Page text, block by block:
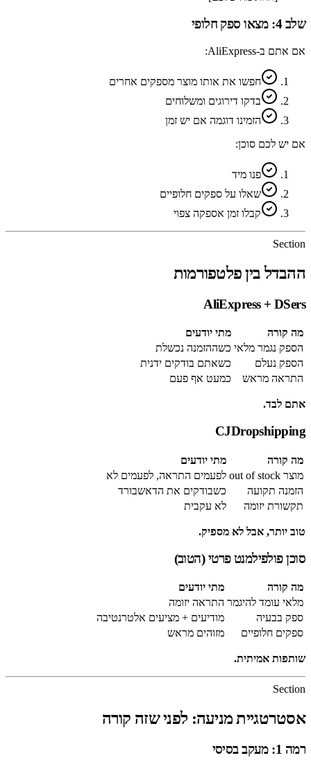
שלב 4: מצאו ספק חלופי
אם אתם ב-AliExpress:
חפשו את אותו מוצר מספקים אחרים
בדקו דירוגים ומשלוחים
הזמינו דוגמה אם יש זמן
אם יש לכם סוכן:
פנו מיד
שאלו על ספקים חלופיים
קבלו זמן אספקה צפוי
Section
ההבדל בין פלטפורמות
AliExpress + DSers
מה קורה
מתי יודעים
הספק נגמר מלאי כשההזמנה נכשלת
הספק נעלם
כשאתם בודקים ידנית
התראה מראש
כמעט אף פעם
אתם לבד.
CJDropshipping
מה קורה
מתי יודעים
מוצר out of stock
לפעמים התראה, לפעמים לא
הזמנה תקועה
כשבודקים את הדאשבורד
תקשורת יזומה
לא עקבית
טוב יותר, אבל לא מספיק.
סוכן פולפילמנט פרטי (הטוב)
מה קורה
מתי יודעים
מלאי עומד להיגמר התראה יזומה
ספק בבעיה
מודיעים + מציעים אלטרנטיבה
ספקים חלופיים
מזוהים מראש
שותפות אמיתית.
Section
אסטרטגיית מניעה: לפני שזה קורה
רמה 1: מעקב בסיסי